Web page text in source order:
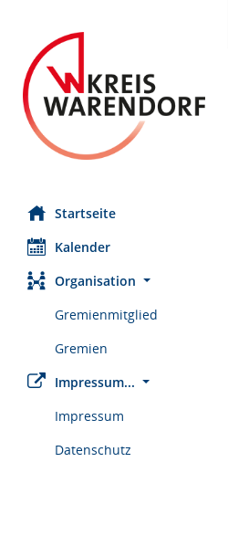
Startseite
Kalender
Organisation
Gremienmitglied
Gremien
Impressum...
Impressum
Datenschutz